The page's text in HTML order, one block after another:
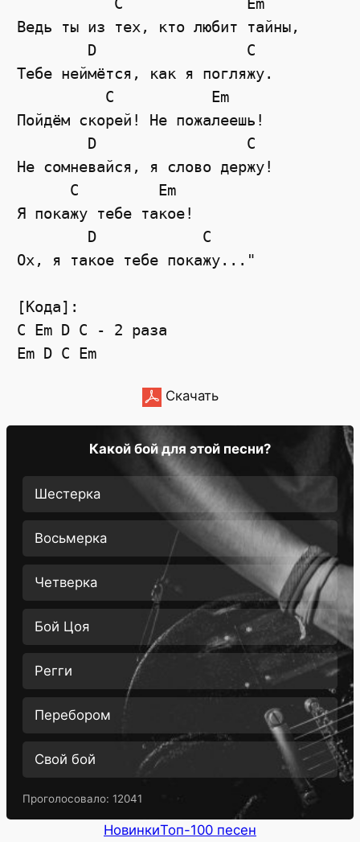
           C              Em
Ведь ты из тех, кто любит тайны,
        D                 C
Тебе неймётся, как я погляжу.
          C           Em
Пойдём скорей! Не пожалеешь!
        D                 C
Не сомневайся, я слово держу!
      C         Em
Я покажу тебе такое!
        D            C
Ох, я такое тебе покажу..."
[Кода]:
C Em D C - 2 раза
Скачать
Какой бой для этой песни?
Шестерка
Восьмерка
Четверка
Бой Цоя
Регги
Перебором
Свой бой
Проголосовало: 12041
НовинкиТоп-100 песен